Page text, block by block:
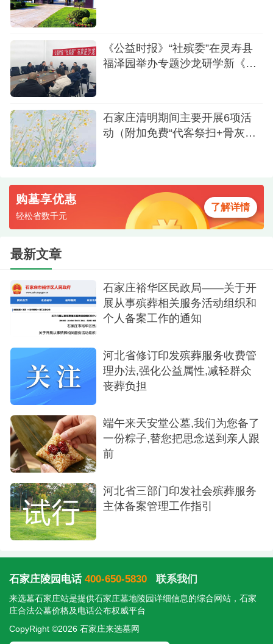
《公益时报》“社殡委”在灵寿县
福泽园举办专题沙龙研学新《殡
石家庄清明期间主要开展6项活
动（附加免费“代客祭扫+骨灰海
购墓享优惠
轻松省数千元
了解详情
最新文章
石家庄裕华区民政局——关于开
展从事殡葬相关服务活动组织和
个人备案工作的通知
河北省修订印发殡葬服务收费管
理办法,强化公益属性,减轻群众
丧葬负担
端午来天安堂公墓,我们为您备了
一份粽子,替您把思念送到亲人跟
前
河北省三部门印发社会殡葬服务
主体备案管理工作指引
石家庄陵园电话 400-650-5830 联系我们
来选墓石家庄站是提供石家庄墓地陵园 详细信息的综合网站，石家
庄合法公墓价格及电话公布权威平台
CopyRight ©2026 石家庄来选墓网